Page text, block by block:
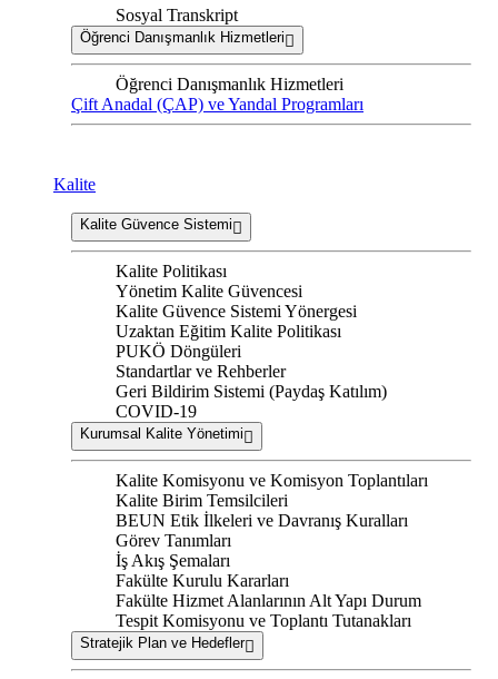
Sosyal Transkript
Öğrenci Danışmanlık Hizmetleri
Öğrenci Danışmanlık Hizmetleri
Çift Anadal (ÇAP) ve Yandal Programları
Kalite
Kalite Güvence Sistemi
Kalite Politikası
Yönetim Kalite Güvencesi
Kalite Güvence Sistemi Yönergesi
Uzaktan Eğitim Kalite Politikası
PUKÖ Döngüleri
Standartlar ve Rehberler
Geri Bildirim Sistemi (Paydaş Katılım)
COVID-19
Kurumsal Kalite Yönetimi
Kalite Komisyonu ve Komisyon Toplantıları
Kalite Birim Temsilcileri
BEUN Etik İlkeleri ve Davranış Kuralları
Görev Tanımları
İş Akış Şemaları
Fakülte Kurulu Kararları
Fakülte Hizmet Alanlarının Alt Yapı Durum
Tespit Komisyonu ve Toplantı Tutanakları
Stratejik Plan ve Hedefler